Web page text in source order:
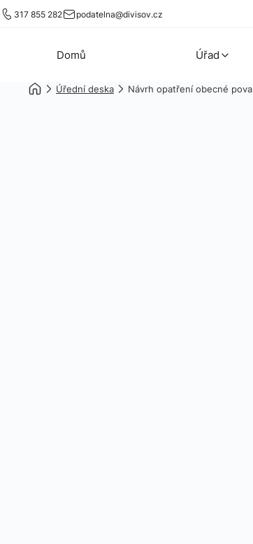
317 855 282 podatelna@divisov.cz
Domů Úřad
Úřední deska Návrh opatření obecné